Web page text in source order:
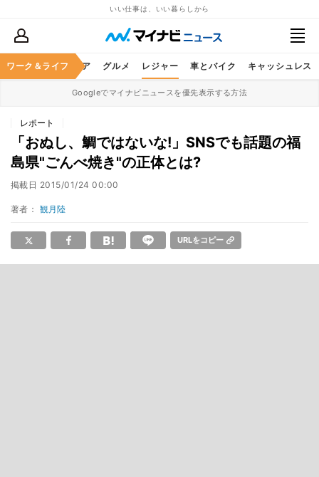
いい仕事は、いい暮らしから
ワーク＆ライフ
暮らし ヘルスケア グルメ レジャー 車とバイク キャッシュレス
Googleでマイナビニュースを優先表示する方法
レポート
「おぬし、鯛ではないな!」SNSでも話題の福
島県"ごんべ焼き"の正体とは?
掲載日 2015/01/24 00:00
著者： 観月陸
URLをコピー